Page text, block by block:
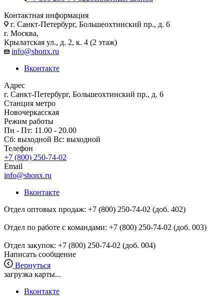
Контактная информация
г. Санкт-Петербург, Большеохтинский пр., д. 6
г. Москва,
Крылатская ул., д. 2, к. 4 (2 этаж)
info@shonx.ru
Вконтакте
Адрес
г. Санкт-Петербург, Большеохтинский пр., д. 6
Станция метро
Новочеркасская
Режим работы
Пн - Пт: 11.00 - 20.00
Сб: выходной Вс: выходной
Телефон
+7 (800) 250-74-02
Email
info@shonx.ru
Вконтакте
Отдел оптовых продаж: +7 (800) 250-74-02 (доб. 402)
Отдел по работе с командами: +7 (800) 250-74-02 (доб. 003)
Отдел закупок: +7 (800) 250-74-02 (доб. 004)
Написать сообщение
Вернуться
загрузка карты...
Вконтакте